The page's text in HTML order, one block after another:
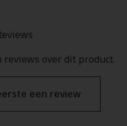
reviews over dit product.
een review